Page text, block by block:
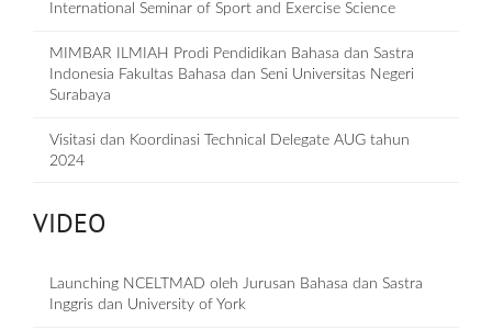
International Seminar of Sport and Exercise Science
MIMBAR ILMIAH Prodi Pendidikan Bahasa dan Sastra
Indonesia Fakultas Bahasa dan Seni Universitas Negeri
Surabaya
Visitasi dan Koordinasi Technical Delegate AUG tahun
2024
VIDEO
Launching NCELTMAD oleh Jurusan Bahasa dan Sastra
Inggris dan University of York